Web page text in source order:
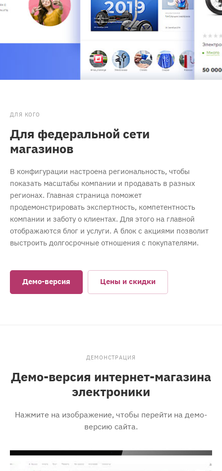
ДЛЯ КОГО
Для федеральной сети
магазинов
В конфигурации настроена региональность, чтобы
показать масштабы компании и продавать в разных
регионах. Главная страница поможет
продемонстрировать экспертность, компетентность
компании и заботу о клиентах. Для этого на главной
отображаются блог и услуги. А блок с акциями позволит
выстроить долгосрочные отношения с покупателями.
Демо-версия Цены и скидки
ДЕМОНСТРАЦИЯ
Демо-версия интернет-магазина
электроники
Нажмите на изображение, чтобы перейти на демо-
версию сайта.